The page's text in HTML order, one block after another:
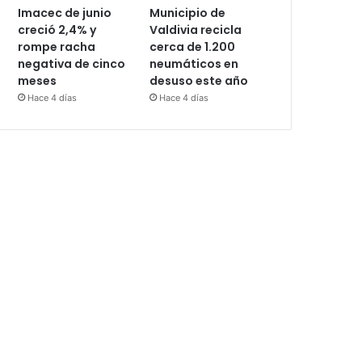
Imacec de junio
creció 2,4% y
rompe racha
negativa de cinco
meses
Hace 4 días
Municipio de
Valdivia recicla
cerca de 1.200
neumáticos en
desuso este año
Hace 4 días